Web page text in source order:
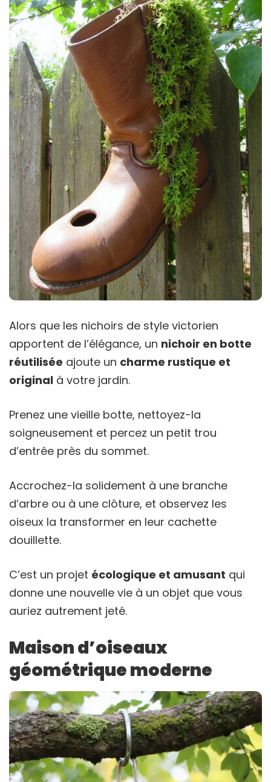
Alors que les nichoirs de style victorien
apportent de l’élégance, un nichoir en botte
réutilisée ajoute un charme rustique et
original à votre jardin.
Prenez une vieille botte, nettoyez-la
soigneusement et percez un petit trou
d’entrée près du sommet.
Accrochez-la solidement à une branche
d’arbre ou à une clôture, et observez les
oiseux la transformer en leur cachette
douillette.
C’est un projet écologique et amusant qui
donne une nouvelle vie à un objet que vous
auriez autrement jeté.
Maison d’oiseaux
géométrique moderne